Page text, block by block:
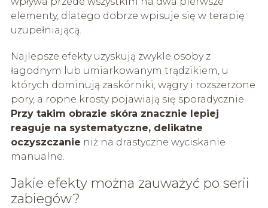
elementy, dlatego dobrze wpisuje się w terapię
uzupełniającą.
Najlepsze efekty uzyskują zwykle osoby z
łagodnym lub umiarkowanym trądzikiem, u
których dominują zaskórniki, wągry i rozszerzone
pory, a ropne krosty pojawiają się sporadycznie.
Przy takim obrazie skóra znacznie lepiej
reaguje na systematyczne, delikatne
oczyszczanie niż na drastyczne wyciskanie
manualne.
Jakie efekty można zauważyć po serii
zabiegów?